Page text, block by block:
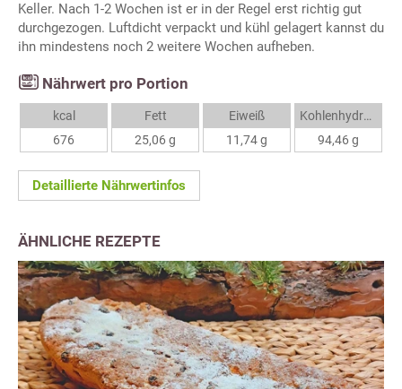
Keller. Nach 1-2 Wochen ist er in der Regel erst richtig gut
durchgezogen. Luftdicht verpackt und kühl gelagert kannst du
ihn mindestens noch 2 weitere Wochen aufheben.
Nährwert pro Portion
kcal
676
Fett
25,06 g
Eiweiß
11,74 g
Kohlenhydrate
94,46 g
Detaillierte Nährwertinfos
ÄHNLICHE REZEPTE